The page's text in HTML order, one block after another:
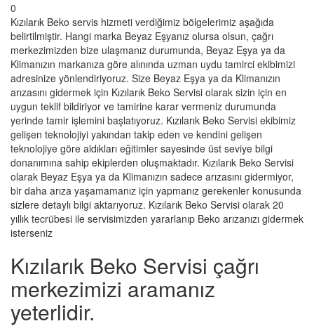
0
Kızılarık Beko servis hizmeti verdiğimiz bölgelerimiz aşağıda
belirtilmiştir. Hangi marka Beyaz Eşyanız olursa olsun, çağrı
merkezimizden bize ulaşmanız durumunda, Beyaz Eşya ya da
Klimanızın markanıza göre alınında uzman uydu tamirci ekibimizi
adresinize yönlendiriyoruz. Size Beyaz Eşya ya da Klimanızın
arızasını gidermek için Kızılarık Beko Servisi olarak sizin için en
uygun teklif bildiriyor ve tamirine karar vermeniz durumunda
yerinde tamir işlemini başlatıyoruz. Kızılarık Beko Servisi ekibimiz
gelişen teknolojiyi yakından takip eden ve kendini gelişen
teknolojiye göre aldıkları eğitimler sayesinde üst seviye bilgi
donanımına sahip ekiplerden oluşmaktadır. Kızılarık Beko Servisi
olarak Beyaz Eşya ya da Klimanızın sadece arızasını gidermiyor,
bir daha arıza yaşamamanız için yapmanız gerekenler konusunda
sizlere detaylı bilgi aktarıyoruz. Kızılarık Beko Servisi olarak 20
yıllık tecrübesi ile servisimizden yararlanıp Beko arızanızı gidermek
isterseniz
Kızılarık Beko Servisi çağrı
merkezimizi aramanız
yeterlidir.